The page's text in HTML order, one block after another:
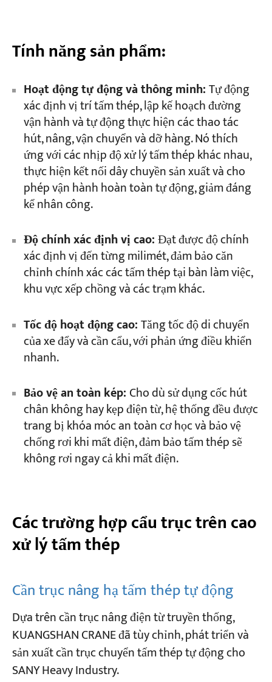
Tính năng sản phẩm:
Hoạt động tự động và thông minh:Tự động
xác định vị trí tấm thép, lập kế hoạch đường
vận hành và tự động thực hiện các thao tác
hút, nâng, vận chuyển và dỡ hàng. Nó thích
ứng với các nhịp độ xử lý tấm thép khác nhau,
thực hiện kết nối dây chuyền sản xuất và cho
phép vận hành hoàn toàn tự động, giảm đáng
kể nhân công.
Độ chính xác định vị cao:Đạt được độ chính
xác định vị đến từng milimét, đảm bảo căn
chỉnh chính xác các tấm thép tại bàn làm việc,
khu vực xếp chồng và các trạm khác.
Tốc độ hoạt động cao:Tăng tốc độ di chuyển
của xe đẩy và cần cẩu, với phản ứng điều khiển
nhanh.
Bảo vệ an toàn kép: Cho dù sử dụng cốc hút
chân không hay kẹp điện từ, hệ thống đều được
trang bị khóa móc an toàn cơ học và bảo vệ
chống rơi khi mất điện, đảm bảo tấm thép sẽ
không rơi ngay cả khi mất điện.
Các trường hợp cẩu trục trên cao
xử lý tấm thép
Cần trục nâng hạ tấm thép tự động
Dựa trên cần trục nâng điện từ truyền thống,
KUANGSHAN CRANE đã tùy chỉnh, phát triển và
sản xuất cần trục chuyển tấm thép tự động cho
SANY Heavy Industry.